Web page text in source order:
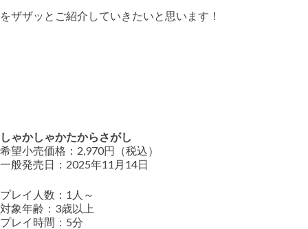
をザザッとご紹介していきたいと思います！
しゃかしゃかたからさがし
希望小売価格：2,970円（税込）
一般発売日：2025年11月14日
プレイ人数：1人～
対象年齢：3歳以上
プレイ時間：5分